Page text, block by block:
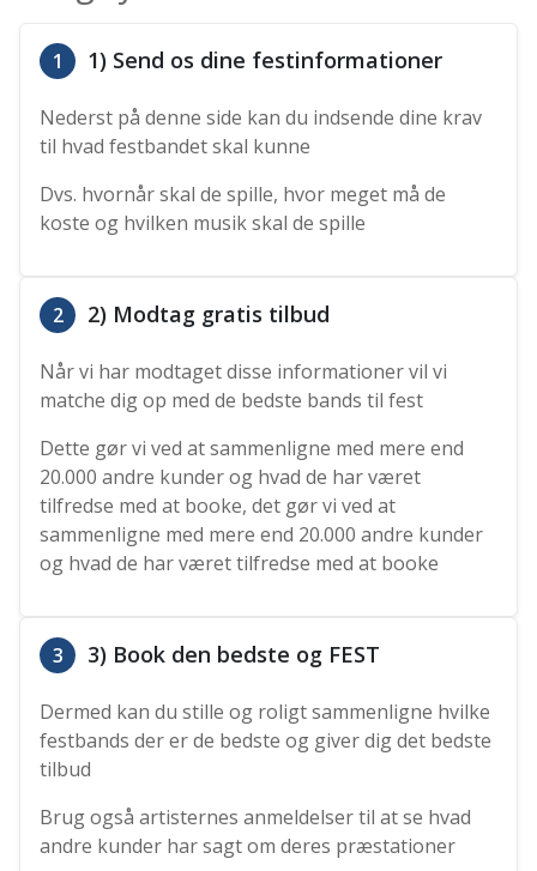
1 1) Send os dine festinformationer
Nederst på denne side kan du indsende dine krav
til hvad festbandet skal kunne
Dvs. hvornår skal de spille, hvor meget må de
koste og hvilken musik skal de spille
2 2) Modtag gratis tilbud
Når vi har modtaget disse informationer vil vi
matche dig op med de bedste bands til fest
Dette gør vi ved at sammenligne med mere end
20.000 andre kunder og hvad de har været
tilfredse med at booke, det gør vi ved at
sammenligne med mere end 20.000 andre kunder
og hvad de har været tilfredse med at booke
3 3) Book den bedste og FEST
Dermed kan du stille og roligt sammenligne hvilke
festbands der er de bedste og giver dig det bedste
tilbud
Brug også artisternes anmeldelser til at se hvad
andre kunder har sagt om deres præstationer